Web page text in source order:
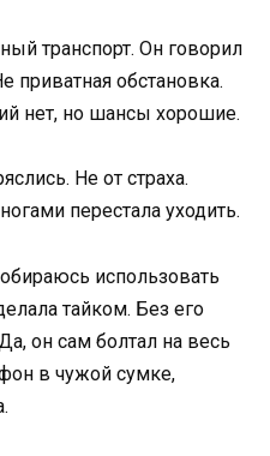
транспорт. Он говорил
приватная обстановка.
нет, но шансы хорошие.
Не от страха.
перестала уходить.
использовать
тайком. Без его
он сам болтал на весь
в чужой сумке,